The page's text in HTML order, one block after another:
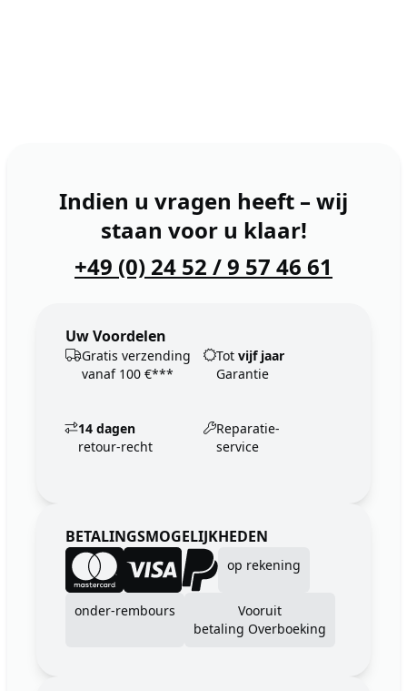
Indien u vragen heeft – wij
staan voor u klaar!
+49 (0) 24 52 / 9 57 46 61
Uw Voordelen
Gratis verzending
vanaf 100 €***
Tot vijf jaar
Garantie
14 dagen
retour-recht
Reparatie-
service
BETALINGSMOGELIJKHEDEN
op rekening
onder-rembours
Vooruit
betaling Overboeking